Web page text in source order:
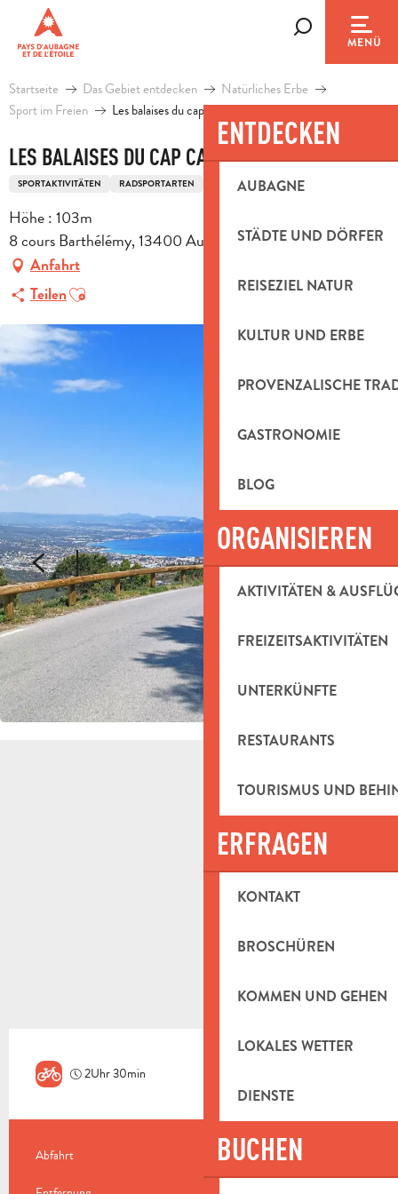
contenu
principal
MENÜ
ENTDECKEN
AUBAGNE
STÄDTE UND DÖRFER
REISEZIEL NATUR
KULTUR UND ERBE
PROVENZALISCHE
GASTRONOMIE
BLOG
ORGANISIEREN
AKTIVITÄTEN &
FREIZEITSAKTIVITÄTEN
UNTERKÜNFTE
RESTAURANTS
TOURISMUS UND
ERFRAGEN
KONTAKT
BROSCHÜREN
KOMMEN UND GEHEN
LOKALES WETTER
DIENSTE
BUCHEN
Startseite Das Gebiet entdecken
Natürliches Erbe
Sport im Freien
Les balaises du cap Canaille
LES BALAISES DU CAP CANAILLE
SPORTAKTIVITÄTEN RADSPORTARTEN FAHRRADTOURISMUS-REISEROUTE
Höhe : 103m
8 cours Barthélémy, 13400 Aubagne
Anfahrt
TeilenAjouter aux favoris
2Uhr 30min
PRAKTISCHE INFORMATIONEN
Abfahrt